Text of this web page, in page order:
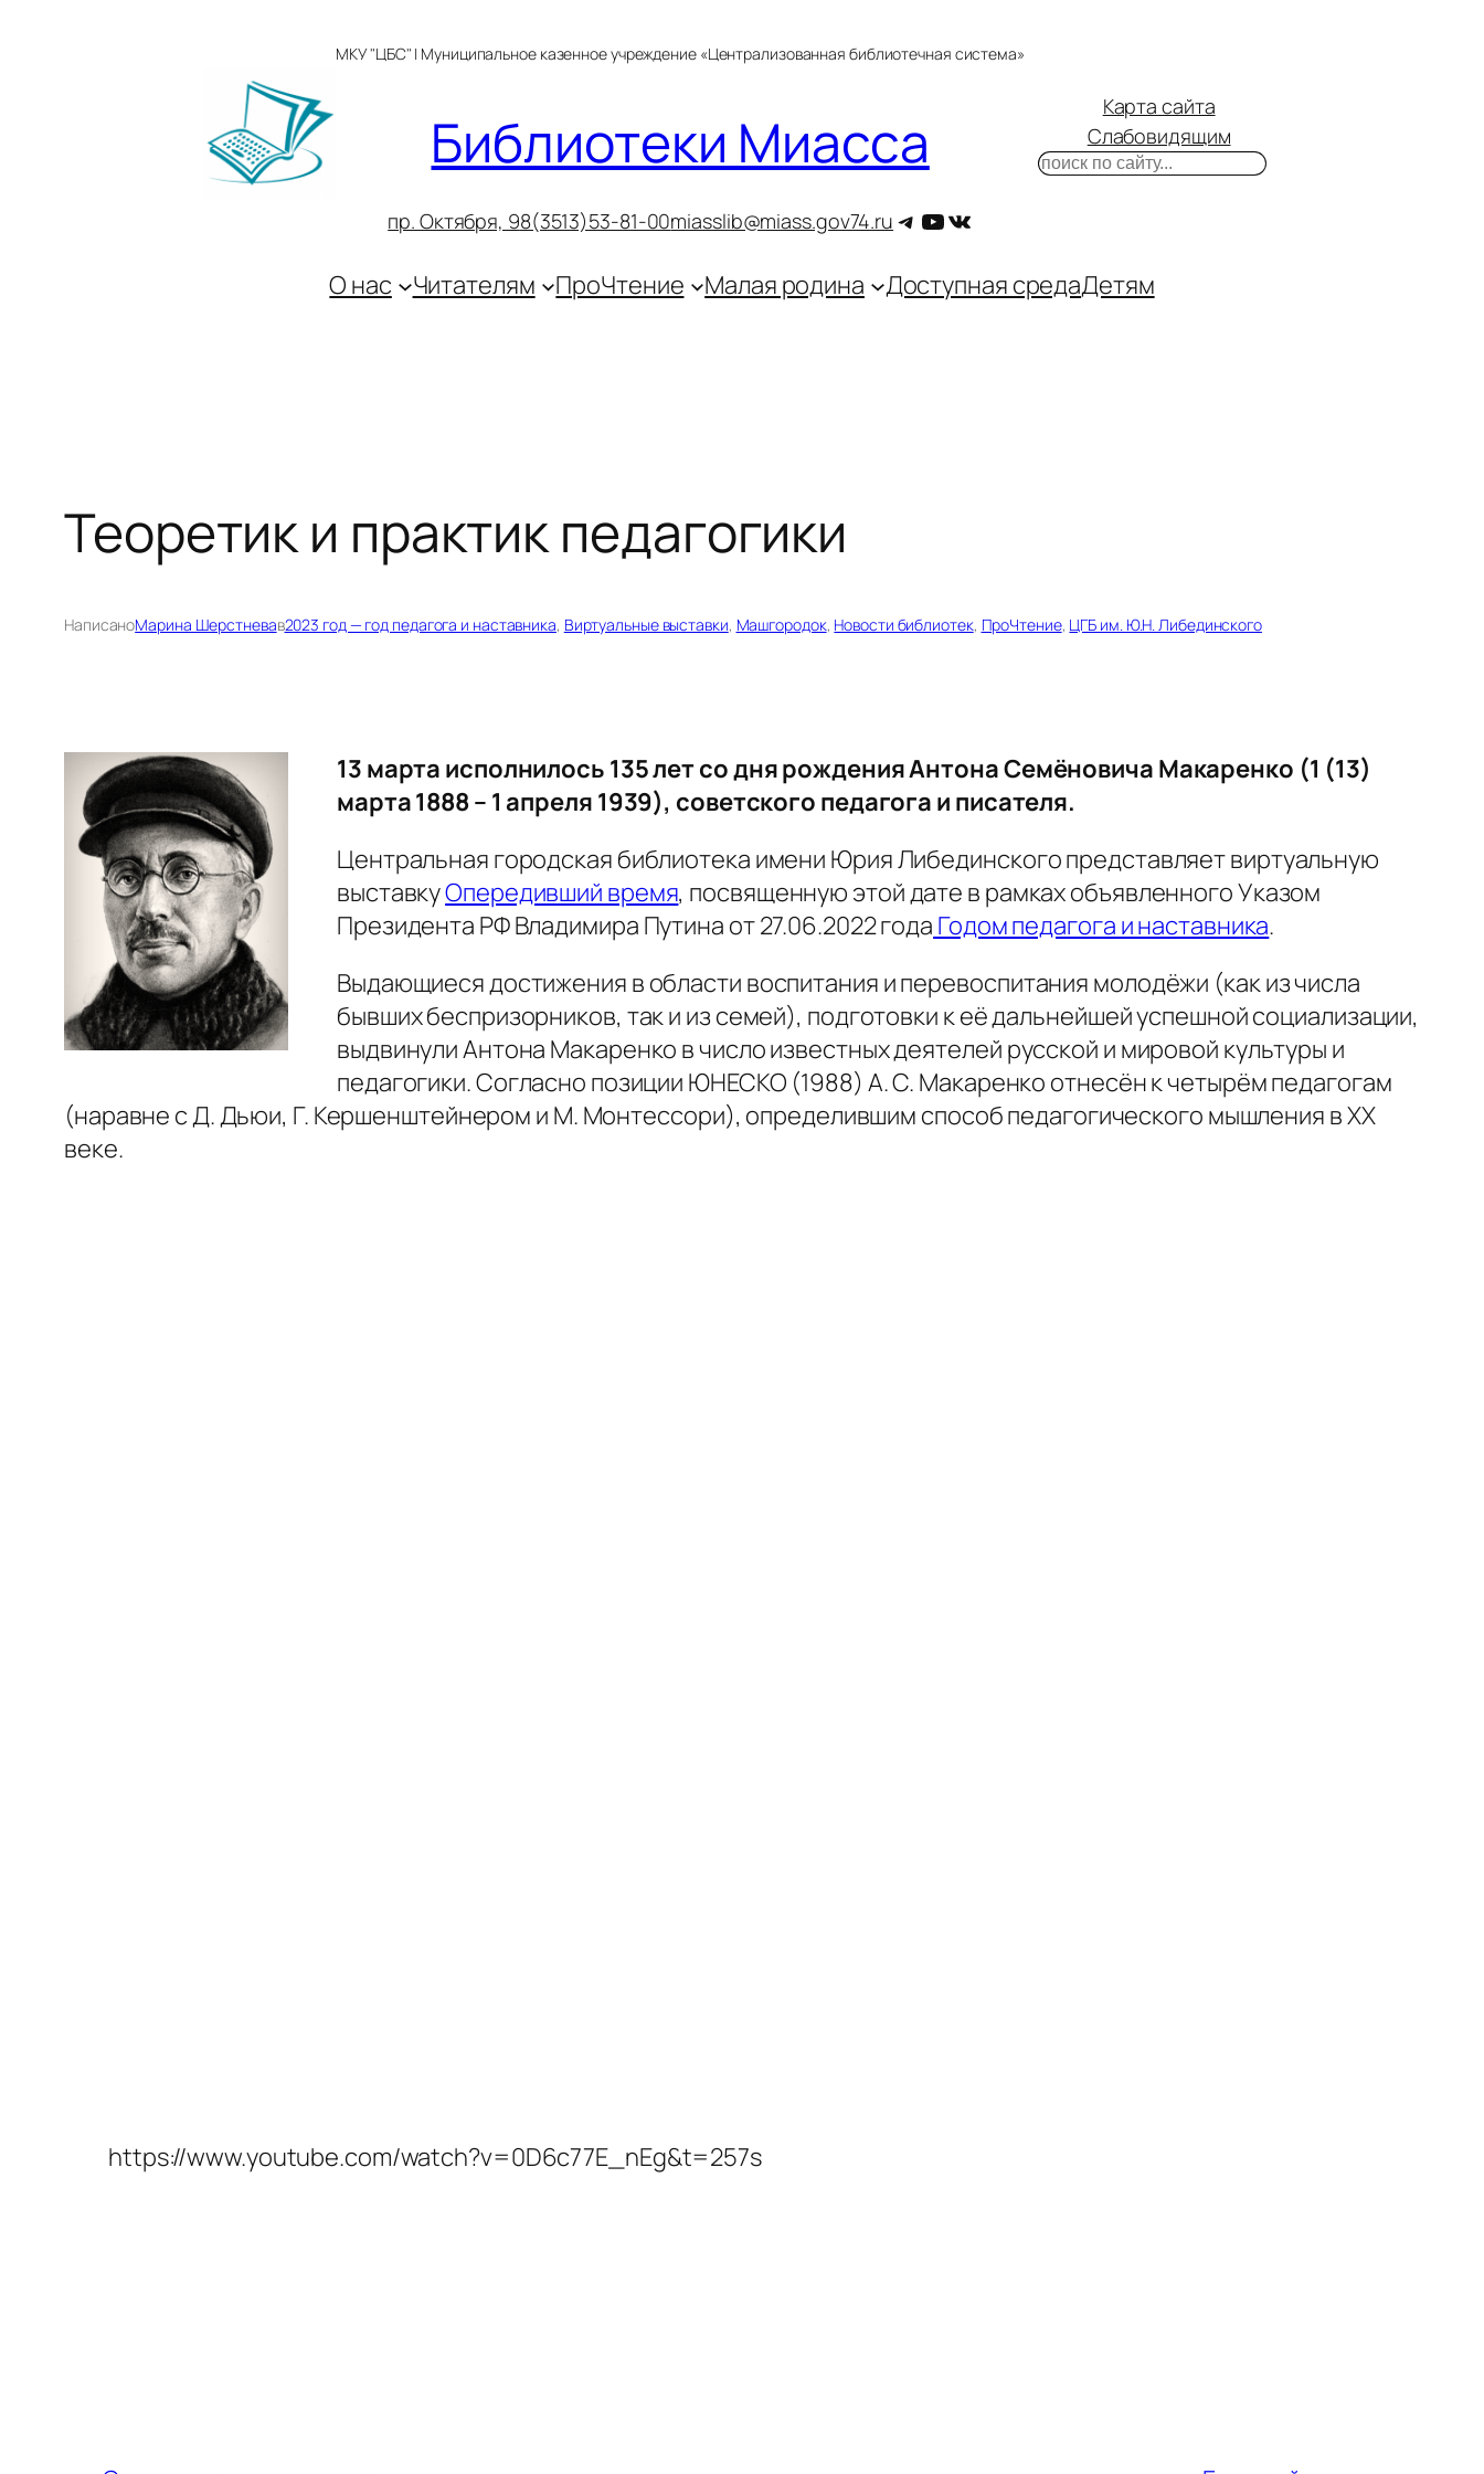
МКУ "ЦБС" | Муниципальное казенное учреждение «Централизованная библиотечная система»
Библиотеки Миасса
пр. Октября, 98(3513)53-81-00miasslib@miass.gov74.ru Telegram
YouTube
ВКонтакте
Карта сайта
Слабовидящим
Поиск
О нас Читателям ПроЧтение Малая родина Доступная средаДетям
Теоретик и практик педагогики
НаписаноМарина Шерстневав2023 год — год педагога и наставника, Виртуальные выставки, Машгородок, Новости библиотек, ПроЧтение, ЦГБ им. Ю.Н. Либединского
13 марта исполнилось 135 лет со дня рождения Антона Семёновича Макаренко (1 (13)
марта 1888 – 1 апреля 1939), советского педагога и писателя.
Центральная городская библиотека имени Юрия Либединского представляет виртуальную
выставкуОпередивший время, посвященную этой дате в рамках объявленного Указом
Президента РФ Владимира Путина от 27.06.2022 года Годом педагога и наставника.
Выдающиеся достижения в области воспитания и перевоспитания молодёжи (как из числа
бывших беспризорников, так и из семей), подготовки к её дальнейшей успешной социализации,
выдвинули Антона Макаренко в число известных деятелей русской и мировой культуры и
педагогики. Согласно позиции ЮНЕСКО (1988) А. С. Макаренко отнесён к четырём педагогам
(наравне с Д. Дьюи, Г. Кершенштейнером и М. Монтессори), определившим способ педагогического мышления в XX
веке.
https://www.youtube.com/watch?v=0D6c77E_nEg&t=257s